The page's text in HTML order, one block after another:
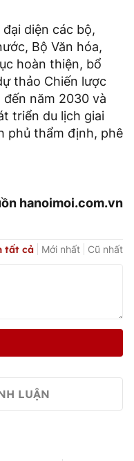
diện các bộ,
Bộ Văn hóa,
hoàn thiện, bổ
thảo Chiến lược
năm 2030 và
triển du lịch giai
phủ thẩm định, phê
hanoimoi.com.vn
tất cả Mới nhất Cũ nhất
LUẬN